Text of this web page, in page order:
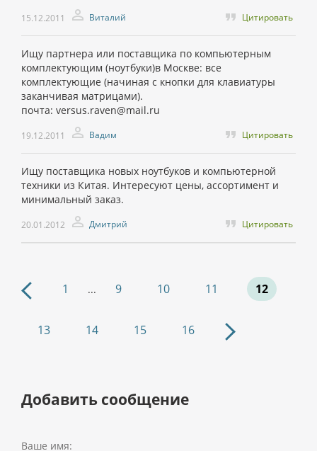
15.12.2011 Виталий Цитировать
Ищу партнера или поставщика по компьютерным
комплектующим (ноутбуки)в Москве: все
комплектующие (начиная с кнопки для клавиатуры
заканчивая матрицами).
почта: versus.raven@mail.ru
19.12.2011 Вадим Цитировать
Ищу поставщика новых ноутбуков и компьютерной
техники из Китая. Интересуют цены, ассортимент и
минимальный заказ.
20.01.2012 Дмитрий Цитировать
1 ... 9 10 11 12
13 14 15 16
Добавить сообщение
Ваше имя: